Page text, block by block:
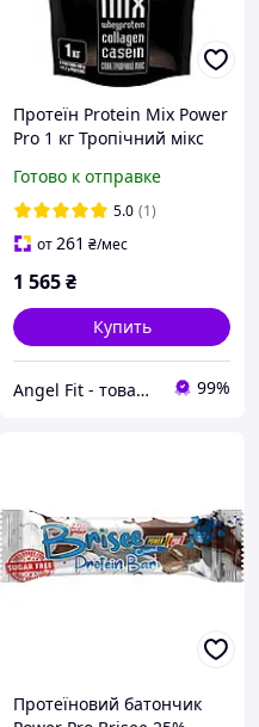
Протеїн Protein Mix Power
Pro 1 кг Тропічний мікс
Готово к отправке
5.0 (1)
от261 ₴/мес
1 565₴
Купить
Angel Fit - товари для здоров'я, спорту та активного життя 99%
Протеїновий батончик